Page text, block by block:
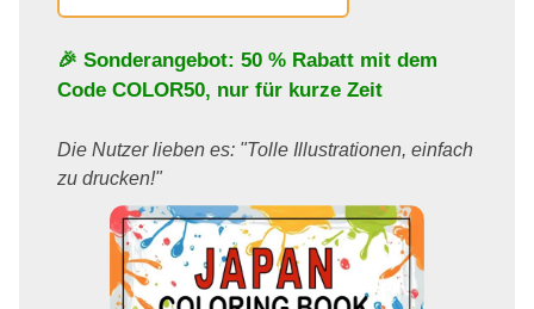
🎉 Sonderangebot: 50 % Rabatt mit dem
Code COLOR50, nur für kurze Zeit
Die Nutzer lieben es: "Tolle Illustrationen, einfach
zu drucken!"